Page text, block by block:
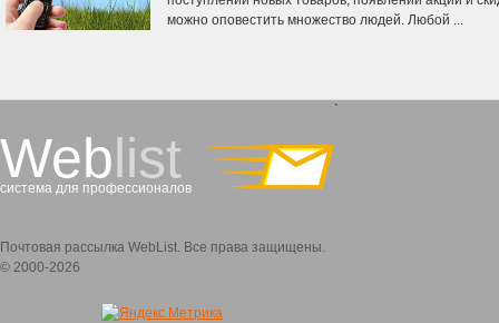
можно оповестить множество людей. Любой ...
Weblist
система для профессионалов
`
Почтовая рассылка WebList. Все права защищены.
© 2000-2026